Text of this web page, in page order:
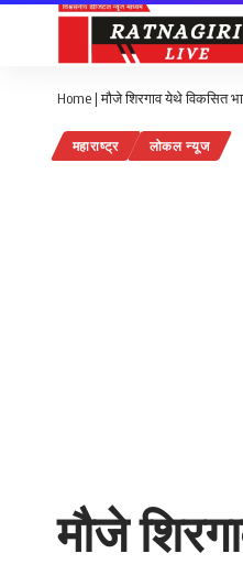
Home |मौजे शिरगाव येथे विकसित
महाराष्ट्र लोकल न्यूज
मौजे